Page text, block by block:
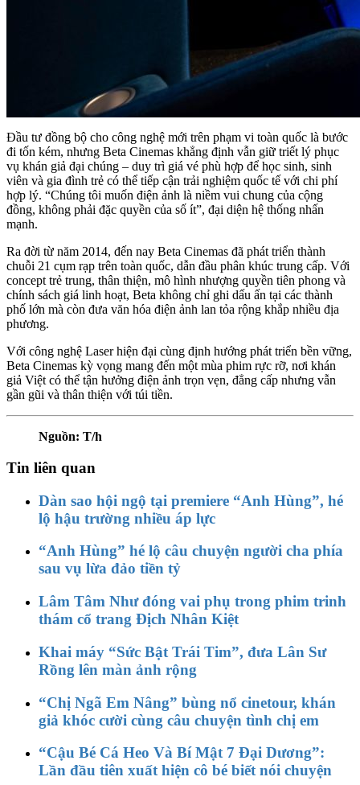
Đầu tư đồng bộ cho công nghệ mới trên phạm vi toàn quốc là bước
đi tốn kém, nhưng Beta Cinemas khẳng định vẫn giữ triết lý phục
vụ khán giả đại chúng – duy trì giá vé phù hợp để học sinh, sinh
viên và gia đình trẻ có thể tiếp cận trải nghiệm quốc tế với chi phí
hợp lý. “Chúng tôi muốn điện ảnh là niềm vui chung của cộng
đồng, không phải đặc quyền của số ít”, đại diện hệ thống nhấn
mạnh.
Ra đời từ năm 2014, đến nay Beta Cinemas đã phát triển thành
chuỗi 21 cụm rạp trên toàn quốc, dẫn đầu phân khúc trung cấp. Với
concept trẻ trung, thân thiện, mô hình nhượng quyền tiên phong và
chính sách giá linh hoạt, Beta không chỉ ghi dấu ấn tại các thành
phố lớn mà còn đưa văn hóa điện ảnh lan tỏa rộng khắp nhiều địa
phương.
Với công nghệ Laser hiện đại cùng định hướng phát triển bền vững,
Beta Cinemas kỳ vọng mang đến một mùa phim rực rỡ, nơi khán
giả Việt có thể tận hưởng điện ảnh trọn vẹn, đẳng cấp nhưng vẫn
gần gũi và thân thiện với túi tiền.
Nguồn: T/h
Tin liên quan
Dàn sao hội ngộ tại premiere “Anh Hùng”, hé
lộ hậu trường nhiều áp lực
“Anh Hùng” hé lộ câu chuyện người cha phía
sau vụ lừa đảo tiền tỷ
Lâm Tâm Như đóng vai phụ trong phim trinh
thám cổ trang Địch Nhân Kiệt
Khai máy “Sức Bật Trái Tim”, đưa Lân Sư
Rồng lên màn ảnh rộng
“Chị Ngã Em Nâng” bùng nổ cinetour, khán
giả khóc cười cùng câu chuyện tình chị em
“Cậu Bé Cá Heo Và Bí Mật 7 Đại Dương”:
Lần đầu tiên xuất hiện cô bé biết nói chuyện